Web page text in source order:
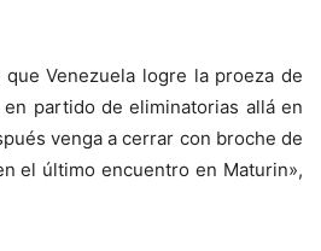
Venezuela logre la proeza de
partido de eliminatorias allá en
venga a cerrar con broche de
el último encuentro en Maturin»,